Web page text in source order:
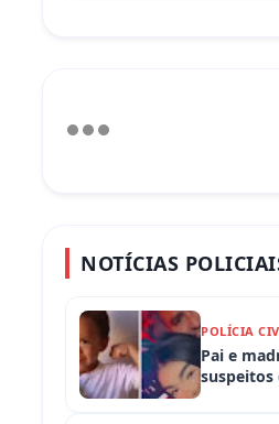
NOTÍCIAS
POLÍCIA
Pai e